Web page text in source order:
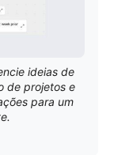
ideias de
de projetos e
para um